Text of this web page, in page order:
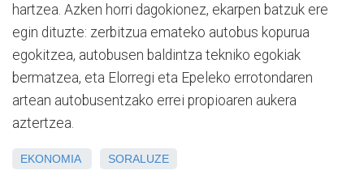
hartzea. Azken horri dagokionez, ekarpen batzuk ere
egin dituzte: zerbitzua emateko autobus kopurua
egokitzea, autobusen baldintza tekniko egokiak
bermatzea, eta Elorregi eta Epeleko errotondaren
artean autobusentzako errei propioaren aukera
aztertzea.
EKONOMIA SORALUZE